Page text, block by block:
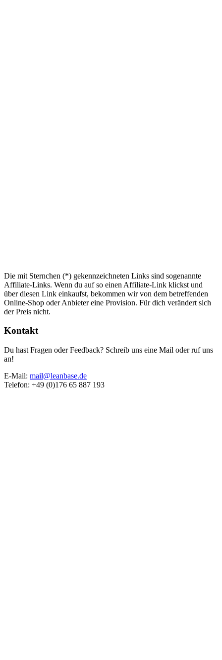
Die mit Sternchen (*) gekennzeichneten Links sind sogenannte
Affiliate-Links. Wenn du auf so einen Affiliate-Link klickst und
über diesen Link einkaufst, bekommen wir von dem betreffenden
Online-Shop oder Anbieter eine Provision. Für dich verändert sich
der Preis nicht.
Kontakt
Du hast Fragen oder Feedback? Schreib uns eine Mail oder ruf uns
an!
E-Mail: mail@leanbase.de
Telefon: +49 (0)176 65 887 193